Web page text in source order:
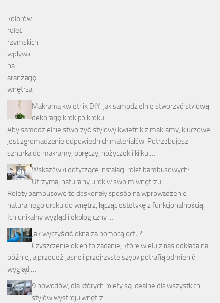
Makrama kwietnik DIY: jak samodzielnie stworzyć stylową
dekorację krok po kroku
Aby samodzielnie stworzyć stylowy kwietnik z makramy, kluczowe
jest zgromadzenie odpowiednich materiałów. Potrzebujesz
sznurka do makramy, obręczy, nożyczek i kilku …
Wskazówki dotyczące instalacji rolet bambusowych:
Utrzymaj naturalny urok w swoim wnętrzu
Rolety bambusowe to doskonały sposób na wprowadzenie
naturalnego uroku do wnętrz, łącząc estetykę z funkcjonalnością.
Ich unikalny wygląd i ekologiczny …
Jak wyczyścić okna za pomocą octu?
Czyszczenie okien to zadanie, które wielu z nas odkłada na
później, a przecież jasne i przejrzyste szyby potrafią odmienić
wygląd …
9 powodów, dla których rolety są idealne dla wszystkich
stylów wystroju wnętrz